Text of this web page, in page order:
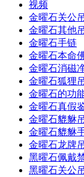
视频
金曜石关公
金曜石其他
金曜石手链
金曜石本命
金曜石消磁
金曜石狐狸
金曜石的功
金曜石真假
金曜石貔貅
金曜石貔貅
金曜石龙牌
黑曜石佩戴
黑曜石关公